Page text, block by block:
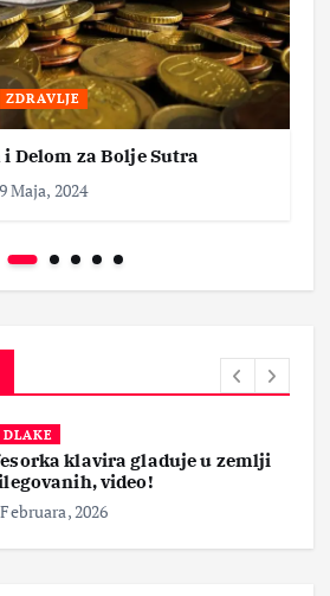
ZDRAVLJE
Delom za Bolje Sutra
Maja, 2024
DLAKE
klavira gladuje u zemlji
video!
2026